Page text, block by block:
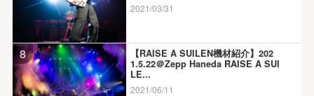
2021/03/31
8
【RAISE A SUILEN機材紹介】202
1.5.22＠Zepp Haneda RAISE A SUI
LE...
2021/06/11